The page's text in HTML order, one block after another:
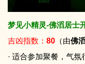
梦见小精灵-佛滔居士
吉凶指数： 80 （由佛
· 适合参加聚餐，气